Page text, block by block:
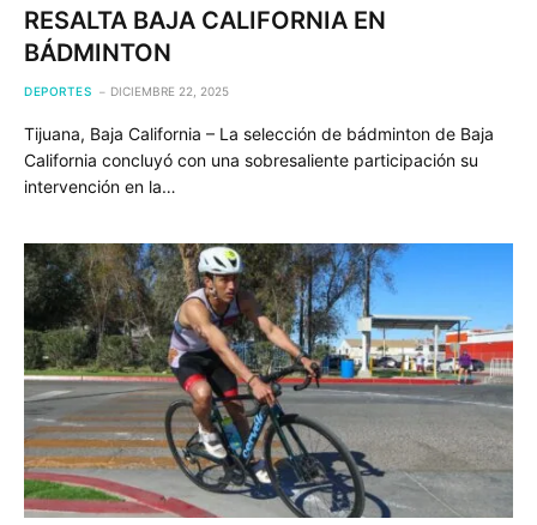
RESALTA BAJA CALIFORNIA EN
BÁDMINTON
DEPORTES DICIEMBRE 22, 2025
Tijuana, Baja California – La selección de bádminton de Baja
California concluyó con una sobresaliente participación su
intervención en la…